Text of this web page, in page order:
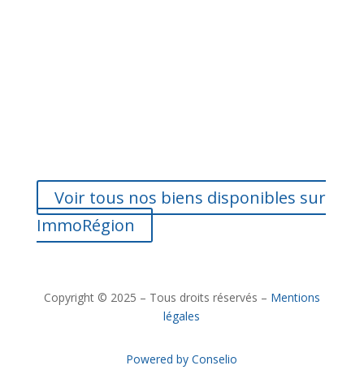
Voir tous nos biens disponibles sur
ImmoRégion
Copyright © 2025 – Tous droits réservés – Mentions
légales
Powered by Conselio